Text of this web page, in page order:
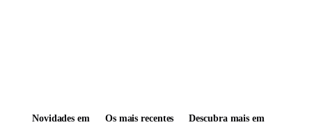
Novidades em Os mais recentes Descubra mais em